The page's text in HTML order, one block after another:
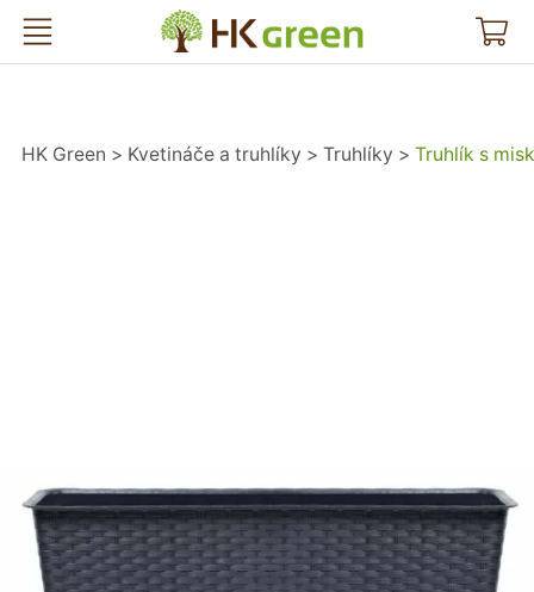
HK Green
HK Green Kvetináče a truhlíky Truhlíky Truhlík s